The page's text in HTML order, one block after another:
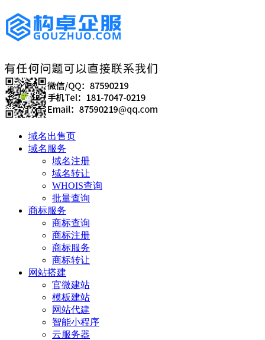
域名出售页
域名服务
域名注册
域名转让
WHOIS查询
批量查询
商标服务
商标查询
商标注册
商标服务
商标转让
网站搭建
官微建站
模板建站
网站代建
智能小程序
云服务器